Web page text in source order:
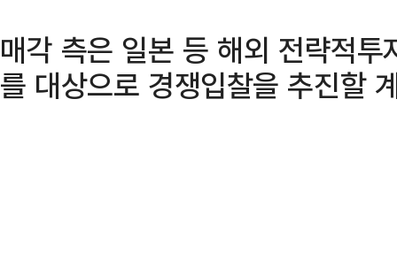
매각 측은 일본 등 해외 전략적
를 대상으로 경쟁입찰을 추진할